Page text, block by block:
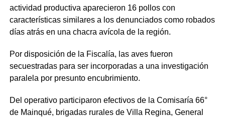
actividad productiva aparecieron 16 pollos con
características similares a los denunciados como robados
días atrás en una chacra avícola de la región.
Por disposición de la Fiscalía, las aves fueron
secuestradas para ser incorporadas a una investigación
paralela por presunto encubrimiento.
Del operativo participaron efectivos de la Comisaría 66°
de Mainqué, brigadas rurales de Villa Regina, General